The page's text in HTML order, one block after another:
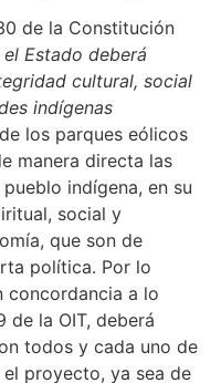
de la Constitución
el Estado deberá
cultural, social
indígenas
los parques eólicos
manera directa las
indígena, en su
social y
que son de
política. Por lo
a lo
la OIT, deberá
todos y cada uno de
proyecto, ya sea de